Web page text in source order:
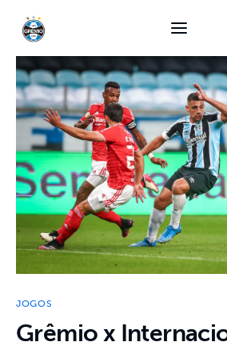
Grêmio x Internacional:
0 Comments SHARE POST
Home
Crônicas
Jogos
Notícias
JOGOS
Grêmio x